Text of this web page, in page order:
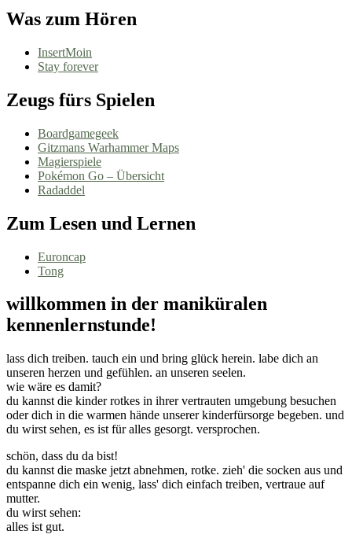
Was zum Hören
InsertMoin
Stay forever
Zeugs fürs Spielen
Boardgamegeek
Gitzmans Warhammer Maps
Magierspiele
Pokémon Go – Übersicht
Radaddel
Zum Lesen und Lernen
Euroncap
Tong
willkommen in der maniküralen
kennenlernstunde!
lass dich treiben. tauch ein und bring glück herein. labe dich an
unseren herzen und gefühlen. an unseren seelen.
wie wäre es damit?
du kannst die kinder rotkes in ihrer vertrauten umgebung besuchen
oder dich in die warmen hände unserer kinderfürsorge begeben. und
du wirst sehen, es ist für alles gesorgt. versprochen.
schön, dass du da bist!
du kannst die maske jetzt abnehmen, rotke. zieh' die socken aus und
entspanne dich ein wenig, lass' dich einfach treiben, vertraue auf
mutter.
du wirst sehen:
alles ist gut.